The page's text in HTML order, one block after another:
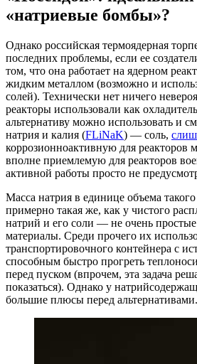
«натриевые бомбы»?
Однако российская термоядерная
последних проблемы, если ее
том, что она работает на ядерном
жидким металлом (возможно и
солей). Технически нет ничего
реакторы использовали как
альтернативу можно использовать и
натрия и калия (FLiNaK) — соль,
коррозионноактивную для реакторов
вполне приемлемую для реакторов
активной работы просто не
Масса натрия в единице объема
примерно такая же, как у чистого
натрий и его соли — не очень
материалы. Среди прочего их
транспортировочного контейнера с
способным быстро прогреть
перед пуском (впрочем, эта задача
показаться). Однако у
большие плюсы перед альтернативами.